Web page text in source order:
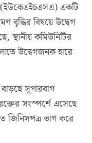
(ইউকেএইচএসএ) একটি
বৃদ্ধির বিষয়ে উদ্বেগ
স্থানীয় কমিউনিটির
উদ্বেগজনক হারে
সুপারবাগ
সংস্পর্শে এসেছে
জিনিসপত্র ভাগ করে